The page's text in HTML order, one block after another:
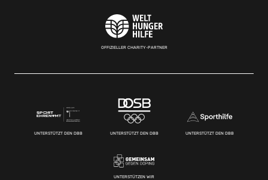
OFFIZIELLER CHARITY-PARTNER
UNTERSTÜTZT DEN DBB UNTERSTÜTZT DEN DBB UNTERSTÜTZT DEN DBB
UNTERSTÜTZEN WIR